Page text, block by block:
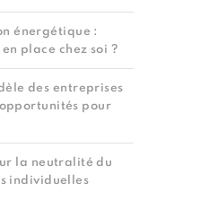
énergétique :
place chez soi ?
des entreprises
pour
la neutralité du
individuelles